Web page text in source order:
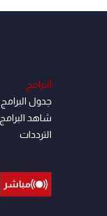
البرامج
جدول البرامج
شاهد البرامج
الترددات
مباشر